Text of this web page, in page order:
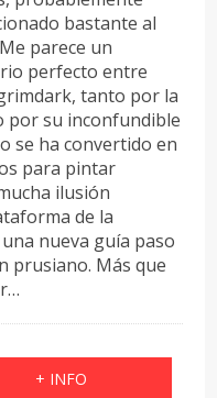
bastante al
parece un
perfecto entre
tanto por la
por su inconfundible
se ha convertido en
para pintar
ilusión
de la
nueva guía paso
prusiano. Más que
+ INFO